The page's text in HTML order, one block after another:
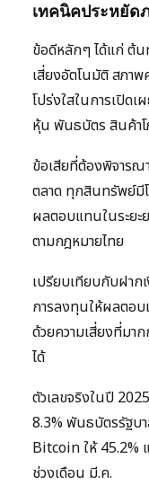
เทคนิคประหยัด
ข้อดีหลักๆ ได้แก่ ต้น
เสี่ยงอัตโนมัติ สภา
โปร่งใสในการเปิด
หุ้น พันธบัตร สินค้า
ข้อเสียที่ต้องพิจาร
ตลาด ทุกสินทรัพย์มี
ผลตอบแทนในระยะ
ตามกฎหมายไทย
เปรียบเทียบกับฝาก
การลงทุนให้ผลตอบ
ด้วยความเสี่ยงที่มา
ได้
ตัวเลขจริงในปี
8.3% พันธบัตรรัฐบ
Bitcoin ให้ 45.2%
ช่วงเดือน มี.ค.